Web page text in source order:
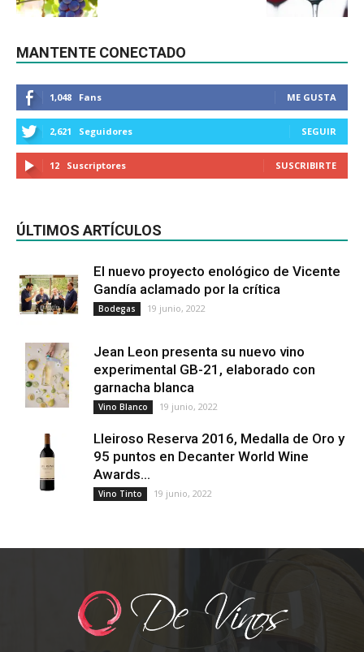
MANTENTE CONECTADO
1,048 Fans ME GUSTA
2,621 Seguidores SEGUIR
12 Suscriptores SUSCRIBIRTE
ÚLTIMOS ARTÍCULOS
El nuevo proyecto enológico de Vicente
Gandía aclamado por la crítica
Bodegas 19 junio, 2022
Jean Leon presenta su nuevo vino
experimental GB-21, elaborado con
garnacha blanca
Vino Blanco 19 junio, 2022
Lleiroso Reserva 2016, Medalla de Oro y
95 puntos en Decanter World Wine
Awards...
Vino Tinto 19 junio, 2022